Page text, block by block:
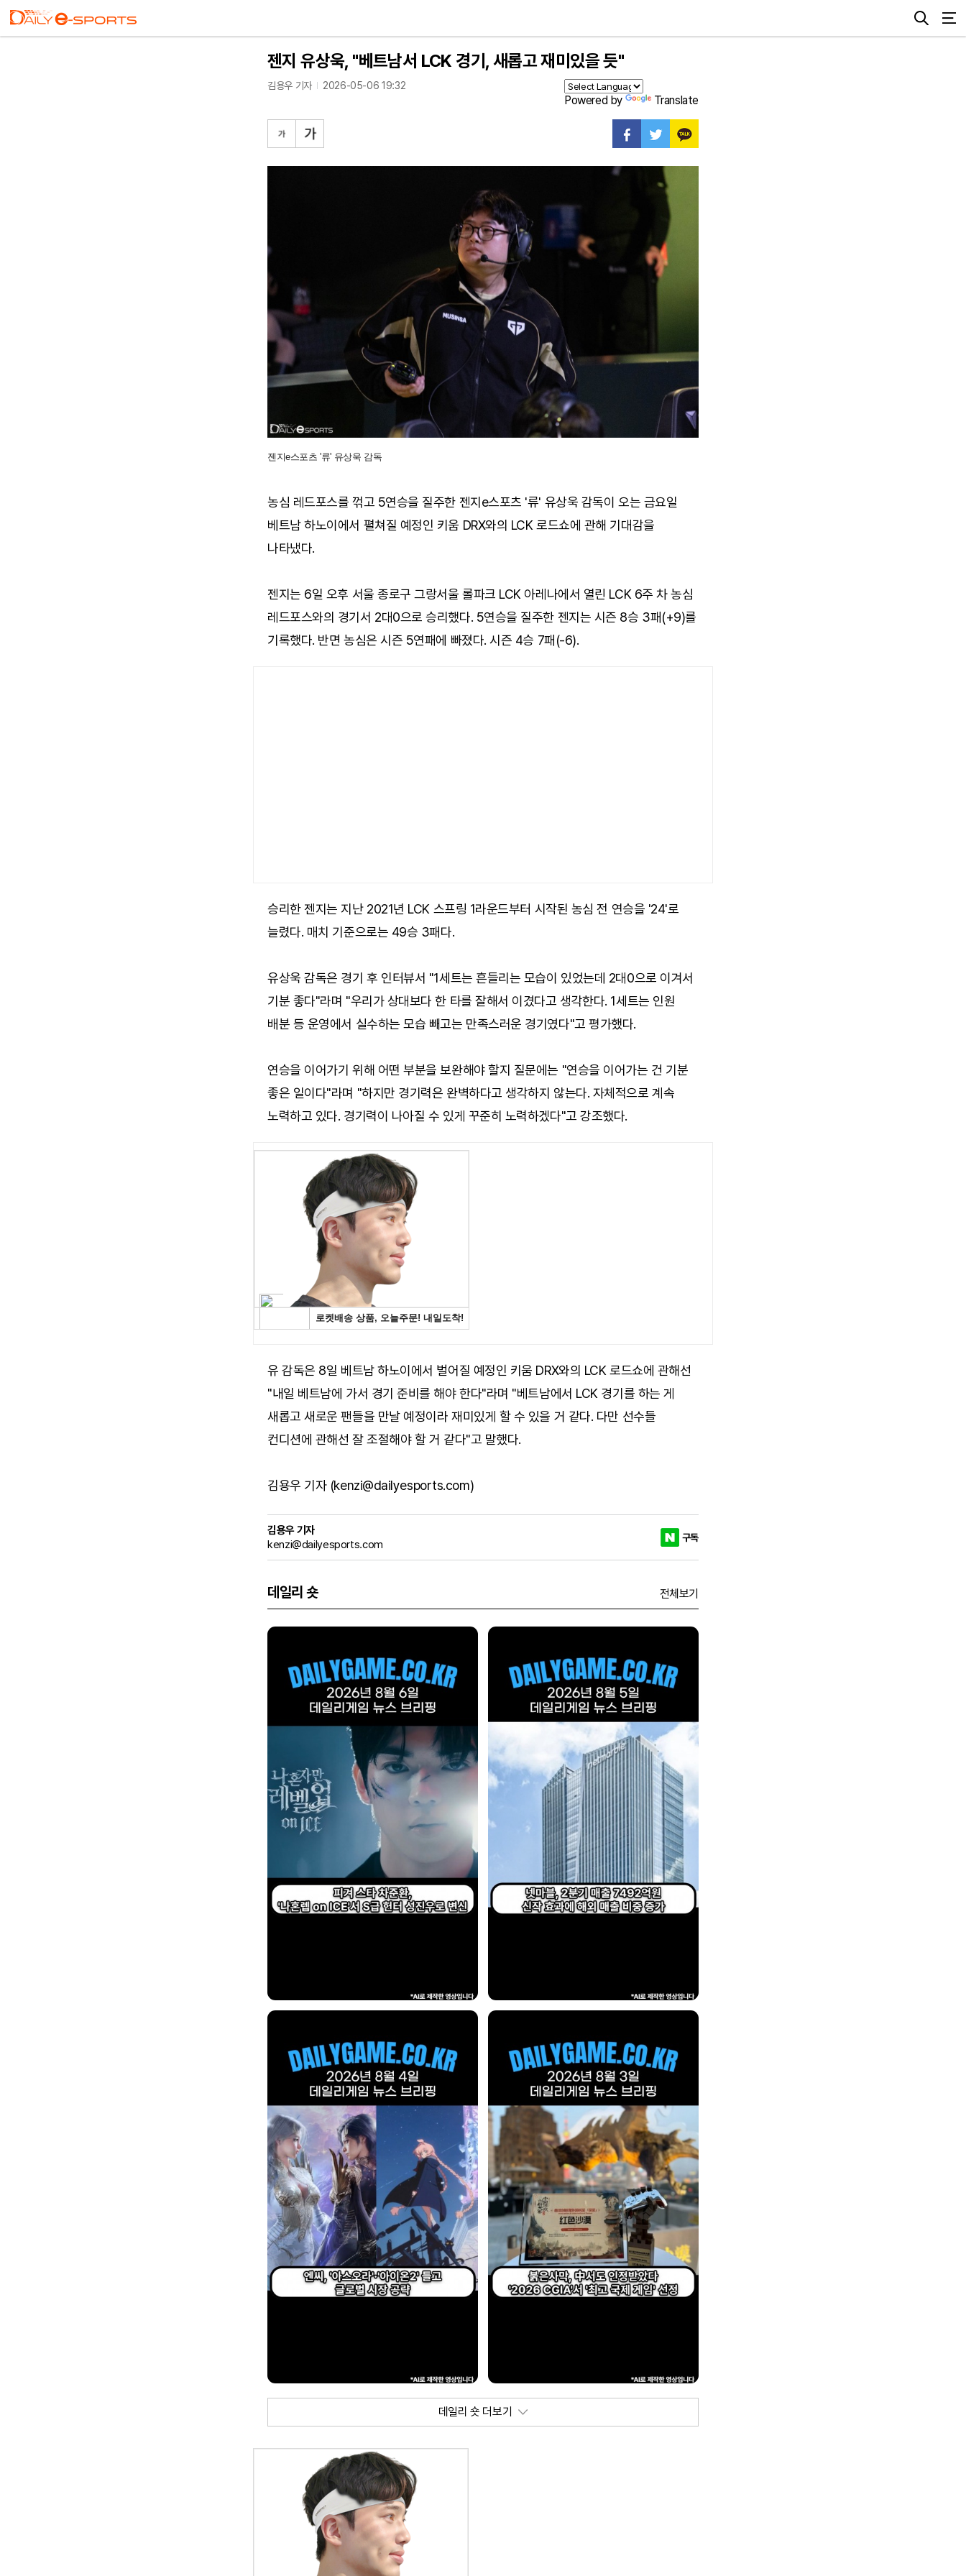
젠지 유상욱, "베트남서 LCK 경기, 새롭고 재미있을 듯"
김용우 기자 2026-05-06 19:32
Powered by Translate
젠지e스포츠 '류' 유상욱 감독
농심 레드포스를 꺾고 5연승을 질주한 젠지e스포츠 '류' 유상욱 감독이 오는 금요일
베트남 하노이에서 펼쳐질 예정인 키움 DRX와의 LCK 로드쇼에 관해 기대감을
나타냈다.
젠지는 6일 오후 서울 종로구 그랑서울 롤파크 LCK 아레나에서 열린 LCK 6주 차 농심
레드포스와의 경기서 2대0으로 승리했다. 5연승을 질주한 젠지는 시즌 8승 3패(+9)를
기록했다. 반면 농심은 시즌 5연패에 빠졌다. 시즌 4승 7패(-6).
승리한 젠지는 지난 2021년 LCK 스프링 1라운드부터 시작된 농심 전 연승을 '24'로
늘렸다. 매치 기준으로는 49승 3패다.
유상욱 감독은 경기 후 인터뷰서 "1세트는 흔들리는 모습이 있었는데 2대0으로 이겨서
기분 좋다"라며 "우리가 상대보다 한 타를 잘해서 이겼다고 생각한다. 1세트는 인원
배분 등 운영에서 실수하는 모습 빼고는 만족스러운 경기였다"고 평가했다.
연승을 이어가기 위해 어떤 부분을 보완해야 할지 질문에는 "연승을 이어가는 건 기분
좋은 일이다"라며 "하지만 경기력은 완벽하다고 생각하지 않는다. 자체적으로 계속
노력하고 있다. 경기력이 나아질 수 있게 꾸준히 노력하겠다"고 강조했다.
유 감독은 8일 베트남 하노이에서 벌어질 예정인 키움 DRX와의 LCK 로드쇼에 관해선
"내일 베트남에 가서 경기 준비를 해야 한다"라며 "베트남에서 LCK 경기를 하는 게
새롭고 새로운 팬들을 만날 예정이라 재미있게 할 수 있을 거 같다. 다만 선수들
컨디션에 관해선 잘 조절해야 할 거 같다"고 말했다.
김용우 기자 (kenzi@dailyesports.com)
김용우 기자
kenzi@dailyesports.com
구독
데일리 숏 전체보기
데일리 숏 더보기